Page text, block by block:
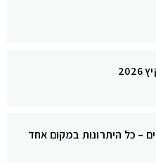
– כל היתרונות במקום אחד